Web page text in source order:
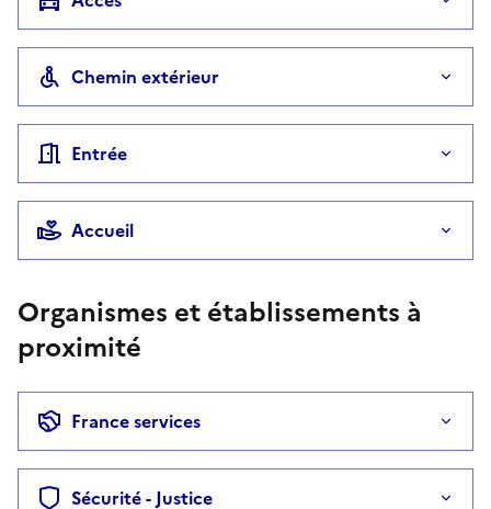
Chemin extérieur
Entrée
Accueil
Organismes et établissements à
proximité
France services
Sécurité - Justice